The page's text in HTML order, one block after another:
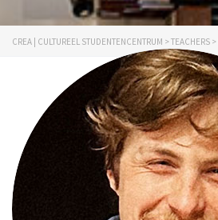
CREA | CULTUREEL STUDENTENCENTRUM > TEACHERS >